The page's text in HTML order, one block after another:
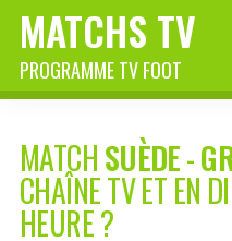
MATCHS TV
PROGRAMME TV FOOT
MATCHSUÈDE-
CHAÎNE TV ET EN
HEURE ?